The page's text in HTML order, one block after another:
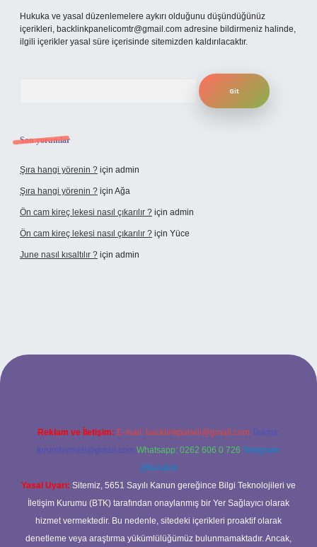
Hukuka ve yasal düzenlemelere aykırı olduğunu düşündüğünüz
içerikleri, backlinkpanelicomtr@gmail.com adresine bildirmeniz halinde,
ilgili içerikler yasal süre içerisinde sitemizden kaldırılacaktır.
Son yorumlar
Şıra hangi yörenin ? için admin
Şıra hangi yörenin ? için Ağa
Ön cam kireç lekesi nasıl çıkarılır ? için admin
Ön cam kireç lekesi nasıl çıkarılır ? için Yüce
June nasıl kısaltılır ? için admin
Reklam ve İletişim: E-mail: backlinkpaneli@gmail.com Teams:
forumhizmeti@gmail.com Whatsapp: 0262 606 0 726 Telegram:
@karabul
Yasal Uyarı: Sitemiz, 5651 Sayılı Kanun gereğince Bilgi Teknolojileri ve
İletişim Kurumu (BTK) tarafından onaylanmış bir Yer Sağlayıcı olarak
hizmet vermektedir. Bu nedenle, sitedeki içerikleri proaktif olarak
denetleme veya araştırma yükümlülüğümüz bulunmamaktadır. Ancak,